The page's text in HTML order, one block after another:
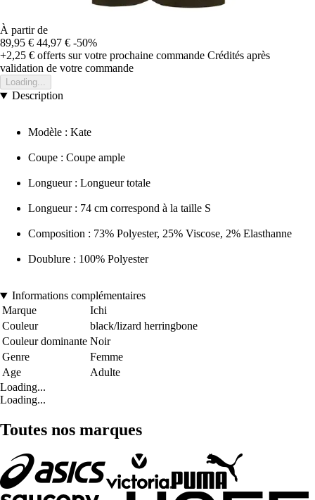
À partir de
89,95 € 44,97 € -50%
+2,25 € offerts sur votre prochaine commande Crédités après
validation de votre commande
Loading...
Description
Modèle : Kate
Coupe : Coupe ample
Longueur : Longueur totale
Longueur : 74 cm correspond à la taille S
Composition : 73% Polyester, 25% Viscose, 2% Elasthanne
Doublure : 100% Polyester
Informations complémentaires
Marque
Ichi
Couleur
black/lizard herringbone
Couleur dominante Noir
Genre
Femme
Age
Adulte
Loading...
Loading...
Toutes nos marques